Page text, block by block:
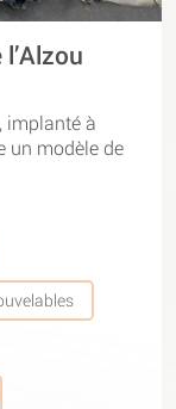
implanté à
un modèle de